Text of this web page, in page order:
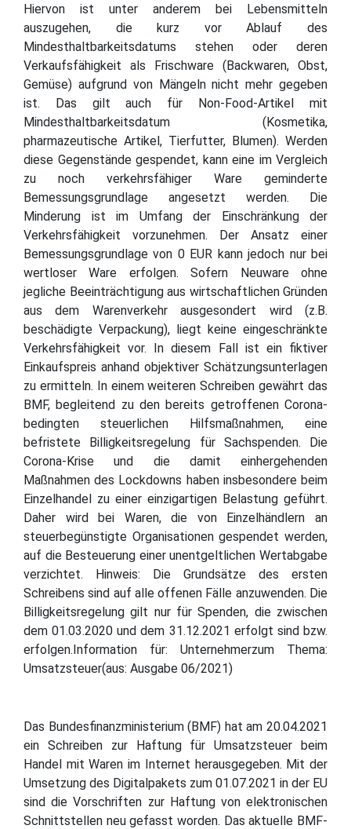
Hiervon ist unter anderem bei Lebensmitteln
auszugehen, die kurz vor Ablauf des
Mindesthaltbarkeitsdatums stehen oder deren
Verkaufsfähigkeit als Frischware (Backwaren, Obst,
Gemüse) aufgrund von Mängeln nicht mehr gegeben
ist. Das gilt auch für Non-Food-Artikel mit
Mindesthaltbarkeitsdatum (Kosmetika,
pharmazeutische Artikel, Tierfutter, Blumen). Werden
diese Gegenstände gespendet, kann eine im Vergleich
zu noch verkehrsfähiger Ware geminderte
Bemessungsgrundlage angesetzt werden. Die
Minderung ist im Umfang der Einschränkung der
Verkehrsfähigkeit vorzunehmen. Der Ansatz einer
Bemessungsgrundlage von 0 EUR kann jedoch nur bei
wertloser Ware erfolgen. Sofern Neuware ohne
jegliche Beeinträchtigung aus wirtschaftlichen Gründen
aus dem Warenverkehr ausgesondert wird (z.B.
beschädigte Verpackung), liegt keine eingeschränkte
Verkehrsfähigkeit vor. In diesem Fall ist ein fiktiver
Einkaufspreis anhand objektiver Schätzungsunterlagen
zu ermitteln. In einem weiteren Schreiben gewährt das
BMF, begleitend zu den bereits getroffenen Corona-
bedingten steuerlichen Hilfsmaßnahmen, eine
befristete Billigkeitsregelung für Sachspenden. Die
Corona-Krise und die damit einhergehenden
Maßnahmen des Lockdowns haben insbesondere beim
Einzelhandel zu einer einzigartigen Belastung geführt.
Daher wird bei Waren, die von Einzelhändlern an
steuerbegünstigte Organisationen gespendet werden,
auf die Besteuerung einer unentgeltlichen Wertabgabe
verzichtet. Hinweis: Die Grundsätze des ersten
Schreibens sind auf alle offenen Fälle anzuwenden. Die
Billigkeitsregelung gilt nur für Spenden, die zwischen
dem 01.03.2020 und dem 31.12.2021 erfolgt sind bzw.
erfolgen.Information für: Unternehmerzum Thema:
Umsatzsteuer(aus: Ausgabe 06/2021)
Das Bundesfinanzministerium (BMF) hat am 20.04.2021
ein Schreiben zur Haftung für Umsatzsteuer beim
Handel mit Waren im Internet herausgegeben. Mit der
Umsetzung des Digitalpakets zum 01.07.2021 in der EU
sind die Vorschriften zur Haftung von elektronischen
Schnittstellen neu gefasst worden. Das aktuelle BMF-